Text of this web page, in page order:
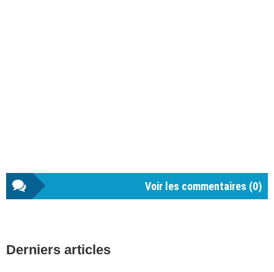
Voir les commentaires (0)
latérale
Derniers articles